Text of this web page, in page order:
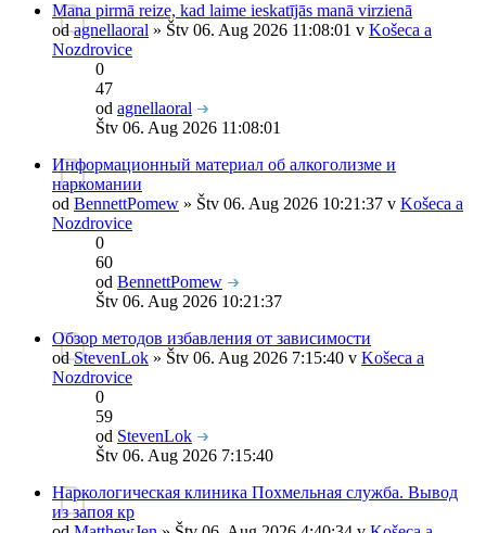
Mana pirmā reize, kad laime ieskatījās manā virzienā
odagnellaoral » Štv 06. Aug 2026 11:08:01 v Košeca a
Nozdrovice
0
47
od agnellaoral
Štv 06. Aug 2026 11:08:01
Информационный материал об алкоголизме и
наркомании
od BennettPomew » Štv 06. Aug 2026 10:21:37 v Košeca a
Nozdrovice
0
60
od BennettPomew
Štv 06. Aug 2026 10:21:37
Обзор методов избавления от зависимости
odStevenLok » Štv 06. Aug 2026 7:15:40 v Košeca a
Nozdrovice
0
59
od StevenLok
Štv 06. Aug 2026 7:15:40
Наркологическая клиника Похмельная служба. Вывод
из запоя кр